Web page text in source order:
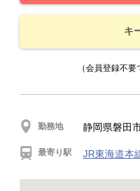
キ
（会員登録不
勤務地 静岡県磐田
最寄り駅 JR東海道本